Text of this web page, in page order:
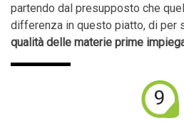
partendo dal presupposto che
differenza in questo piatto, di per
qualità delle materie prime
9